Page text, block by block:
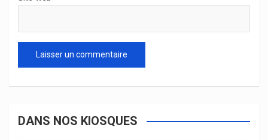
DANS NOS KIOSQUES